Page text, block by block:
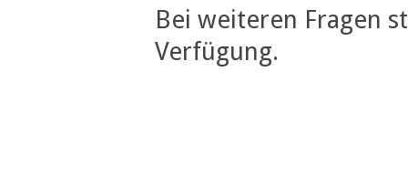
Bei weiteren Fragen
Verfügung.